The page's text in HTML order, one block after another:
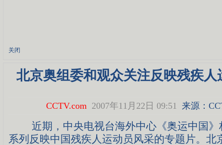
关闭
北京奥组委和观众关注反映残疾人
CCTV.com 2007年11月22日 09:51 来源：
近期，中央电视台海外中心《奥运中国》
系列反映中国残疾人运动员风采的专题片。北